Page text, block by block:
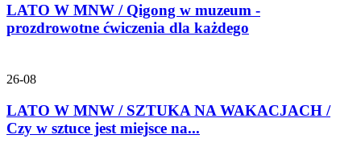
LATO W MNW / Qigong w muzeum -
prozdrowotne ćwiczenia dla każdego
26-08
LATO W MNW / SZTUKA NA WAKACJACH /
Czy w sztuce jest miejsce na...